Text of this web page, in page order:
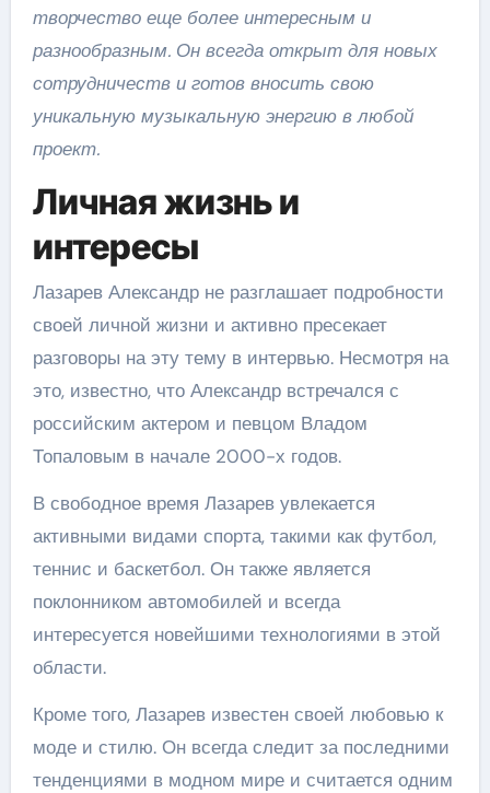
творчество еще более интересным и
разнообразным. Он всегда открыт для новых
сотрудничеств и готов вносить свою
уникальную музыкальную энергию в любой
проект.
Личная жизнь и
интересы
Лазарев Александр не разглашает подробности
своей личной жизни и активно пресекает
разговоры на эту тему в интервью. Несмотря на
это, известно, что Александр встречался с
российским актером и певцом Владом
Топаловым в начале 2000-х годов.
В свободное время Лазарев увлекается
активными видами спорта, такими как футбол,
теннис и баскетбол. Он также является
поклонником автомобилей и всегда
интересуется новейшими технологиями в этой
области.
Кроме того, Лазарев известен своей любовью к
моде и стилю. Он всегда следит за последними
тенденциями в модном мире и считается одним